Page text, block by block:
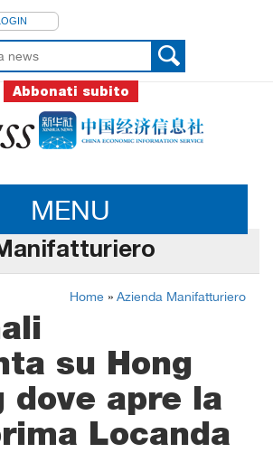
Abbonati subito
MENU
Home » Azienda Manifatturiero
su Hong
dove apre la
Locanda